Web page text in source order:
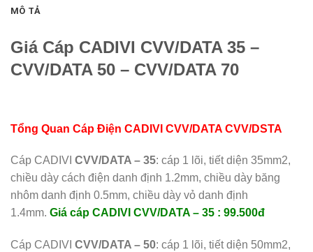
MÔ TẢ
Giá Cáp CADIVI CVV/DATA 35 –
CVV/DATA 50 – CVV/DATA 70
Tổng Quan Cáp Điện CADIVI CVV/DATA CVV/DSTA
Cáp CADIVI CVV/DATA – 35: cáp 1 lõi, tiết diện 35mm2,
chiều dày cách điện danh định 1.2mm, chiều dày băng
nhôm danh định 0.5mm, chiều dày vỏ danh định
1.4mm. Giá cáp CADIVI CVV/DATA – 35 : 99.500đ
Cáp CADIVI CVV/DATA – 50: cáp 1 lõi, tiết diện 50mm2,